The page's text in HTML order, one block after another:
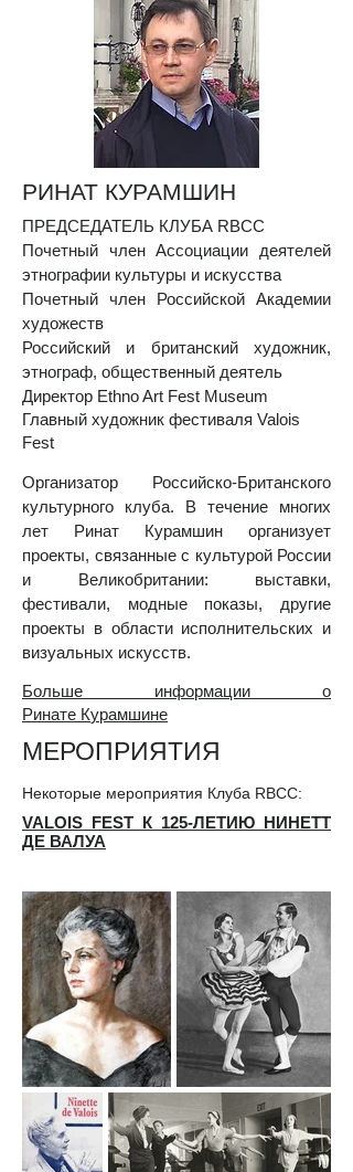
РИНАТ КУРАМШИН
ПРЕДСЕДАТЕЛЬ КЛУБА RBCC
Почетный член Ассоциации деятелей
этнографии культуры и искусства
Почетный член Российской Академии
художеств
Российский и британский художник,
этнограф, общественный деятель
Директор Ethno Art Fest Museum
Главный художник фестиваля Valois
Fest
Организатор Российско-Британского
культурного клуба. В течение многих
лет Ринат Курамшин организует
проекты, связанные с культурой России
и Великобритании: выставки,
фестивали, модные показы, другие
проекты в области исполнительских и
визуальных искусств.
Больше информации о
Ринате Курамшине
МЕРОПРИЯТИЯ
Некоторые мероприятия Клуба RBCC:
VALOIS FEST К 125-ЛЕТИЮ НИНЕТТ
ДЕ ВАЛУА